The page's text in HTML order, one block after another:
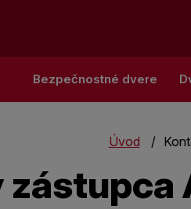
Bezpečnostné dvere
Úvod